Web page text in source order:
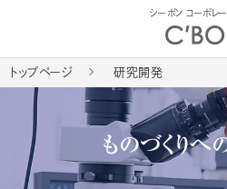
シーボン コーポレー
トップページ 研究開発
ものづくりへ